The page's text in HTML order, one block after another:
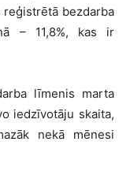
reģistrētā bezdarba
– 11,8%, kas ir
līmenis marta
iedzīvotāju skaita,
nekā mēnesi